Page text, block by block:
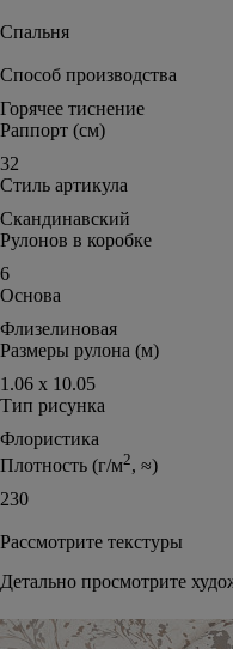
Спальня
Способ производства
Горячее тиснение
Раппорт (см)
32
Стиль артикула
Скандинавский
Рулонов в коробке
6
Основа
Флизелиновая
Размеры рулона (м)
1.06 х 10.05
Тип рисунка
Флористика
Плотность (г/м2, ≈)
230
Рассмотрите текстуры
Детально просмотрите